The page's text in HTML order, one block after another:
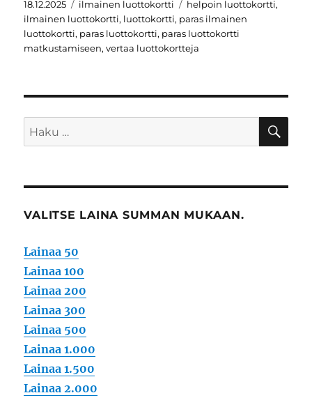
Julkaistu
18.12.2025 Kategoriat
ilmainen luottokortti Avainsanat
helpoin luottokortti,
ilmainen luottokortti, luottokortti, paras ilmainen
luottokortti, paras luottokortti, paras luottokortti
matkustamiseen,vertaa luottokortteja
Etsi:
VALITSE LAINA SUMMAN MUKAAN.
Lainaa 50
Lainaa 100
Lainaa 200
Lainaa 300
Lainaa 500
Lainaa 1.000
Lainaa 1.500
Lainaa 2.000